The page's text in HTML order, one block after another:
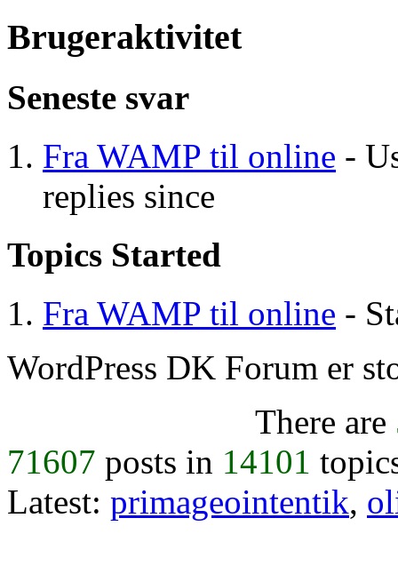
Brugeraktivitet
Seneste svar
Fra WAMP til online -
replies since
Topics Started
Fra WAMP til online -
WordPress DK Forum er
There are
71607 posts in 14101
Latest: primageointentik,